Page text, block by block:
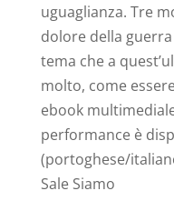
uguaglianza. Tre
dolore della
tema che a
molto, come
ebook
performance è
(portoghese/
Sale Siamo